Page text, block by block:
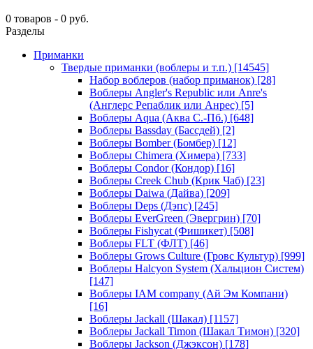
0 товаров - 0 руб.
Разделы
Приманки
Твердые приманки (воблеры и т.п.) [14545]
Набор воблеров (набор приманок) [28]
Воблеры Angler's Republic или Anre's
(Англерс Репаблик или Анрес) [5]
Воблеры Aqua (Аква С.-Пб.) [648]
Воблеры Bassday (Бассдей) [2]
Воблеры Bomber (Бомбер) [12]
Воблеры Chimera (Химера) [733]
Воблеры Condor (Кондор) [16]
Воблеры Creek Chub (Крик Чаб) [23]
Воблеры Daiwa (Дайва) [209]
Воблеры Deps (Дэпс) [245]
Воблеры EverGreen (Эвергрин) [70]
Воблеры Fishycat (Фишикет) [508]
Воблеры FLT (ФЛТ) [46]
Воблеры Grows Culture (Гровс Культур) [999]
Воблеры Halcyon System (Хальцион Систем)
[147]
Воблеры IAM company (Ай Эм Компани)
[16]
Воблеры Jackall (Шакал) [1157]
Воблеры Jackall Timon (Шакал Тимон) [320]
Воблеры Jackson (Джэксон) [178]